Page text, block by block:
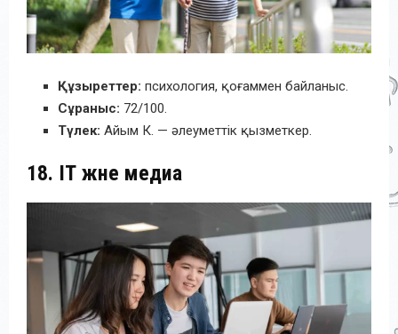
Құзыреттер: психология, қоғаммен байланыс.
Сұраныс: 72/100.
Түлек: Айым К. — әлеуметтік қызметкер.
18. ІТ және медиа